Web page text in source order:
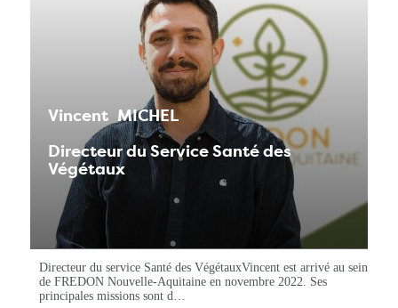
Vincent MICHEL
Directeur du Service Santé des
Végétaux
Directeur du service Santé des VégétauxVincent est arrivé au sein
de FREDON Nouvelle-Aquitaine en novembre 2022. Ses
principales missions sont d…